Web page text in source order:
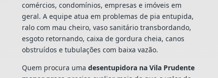
comércios, condomínios, empresas e imóveis em
geral. A equipe atua em problemas de pia entupida,
ralo com mau cheiro, vaso sanitário transbordando,
esgoto retornando, caixa de gordura cheia, canos
obstruídos e tubulações com baixa vazão.
Quem procura uma desentupidora na Vila Prudente